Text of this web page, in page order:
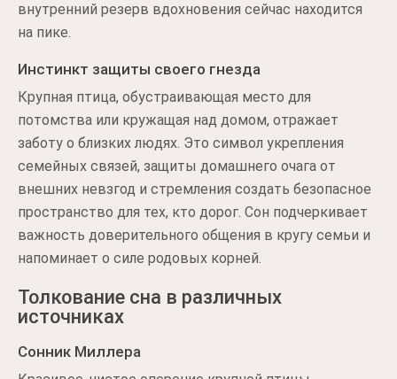
внутренний резерв вдохновения сейчас находится
на пике.
Инстинкт защиты своего гнезда
Крупная птица, обустраивающая место для
потомства или кружащая над домом, отражает
заботу о близких людях. Это символ укрепления
семейных связей, защиты домашнего очага от
внешних невзгод и стремления создать безопасное
пространство для тех, кто дорог. Сон подчеркивает
важность доверительного общения в кругу семьи и
напоминает о силе родовых корней.
Толкование сна в различных
источниках
Сонник Миллера